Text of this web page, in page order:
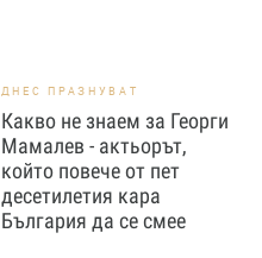
ДНЕС ПРАЗНУВАТ
Какво не знаем за Георги
Мамалев - актьорът,
който повече от пет
десетилетия кара
България да се смее